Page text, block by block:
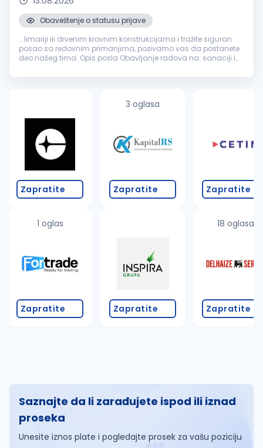
Obaveštenje o statusu prijave
...limariji ili drvenim krovnim konstrukcijama i tražite siguran
posao sa redovnim primanjima, pozivamo vas da postanete
deo našeg tima. Opis posla Obavljanje radova na: sanaciji i
zameni oluka...
Zapratite
1 oglas
Zapratite
3 oglasa
Zapratite
Zapratite
Zapratite
18 oglasa
Zapratite
Saznajte da li zarađujete ispod ili iznad
proseka
Unesite iznos plate i pogledajte prosek za vašu poziciju